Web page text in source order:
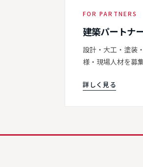
FOR PARTNERS
建築パートナ
設計・大工・塗装
様・現場人材を募
詳しく見る